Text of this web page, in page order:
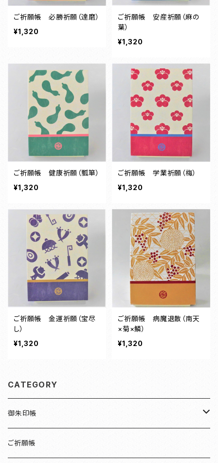
ご祈願帳 必勝祈願（達磨）
¥1,320
ご祈願帳 安産祈願（麻の
葉）
¥1,320
ご祈願帳 健康祈願（瓢箪）
¥1,320
ご祈願帳 学業祈願（梅）
¥1,320
ご祈願帳 金運祈願（宝尽
し）
¥1,320
ご祈願帳 病魔退散（南天
×菊×鱗）
¥1,320
CATEGORY
御朱印帳
檜
ご祈願帳